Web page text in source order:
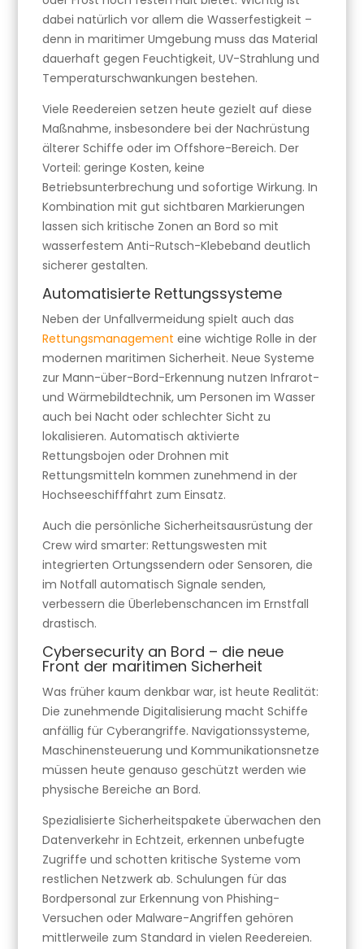
dabei natürlich vor allem die Wasserfestigkeit –
denn in maritimer Umgebung muss das Material
dauerhaft gegen Feuchtigkeit, UV-Strahlung und
Temperaturschwankungen bestehen.
Viele Reedereien setzen heute gezielt auf diese
Maßnahme, insbesondere bei der Nachrüstung
älterer Schiffe oder im Offshore-Bereich. Der
Vorteil: geringe Kosten, keine
Betriebsunterbrechung und sofortige Wirkung. In
Kombination mit gut sichtbaren Markierungen
lassen sich kritische Zonen an Bord so mit
wasserfestem Anti-Rutsch-Klebeband deutlich
sicherer gestalten.
Automatisierte Rettungssysteme
Neben der Unfallvermeidung spielt auch das
Rettungsmanagement eine wichtige Rolle in der
modernen maritimen Sicherheit. Neue Systeme
zur Mann-über-Bord-Erkennung nutzen Infrarot-
und Wärmebildtechnik, um Personen im Wasser
auch bei Nacht oder schlechter Sicht zu
lokalisieren. Automatisch aktivierte
Rettungsbojen oder Drohnen mit
Rettungsmitteln kommen zunehmend in der
Hochseeschifffahrt zum Einsatz.
Auch die persönliche Sicherheitsausrüstung der
Crew wird smarter: Rettungswesten mit
integrierten Ortungssendern oder Sensoren, die
im Notfall automatisch Signale senden,
verbessern die Überlebenschancen im Ernstfall
drastisch.
Cybersecurity an Bord – die neue
Front der maritimen Sicherheit
Was früher kaum denkbar war, ist heute Realität:
Die zunehmende Digitalisierung macht Schiffe
anfällig für Cyberangriffe. Navigationssysteme,
Maschinensteuerung und Kommunikationsnetze
müssen heute genauso geschützt werden wie
physische Bereiche an Bord.
Spezialisierte Sicherheitspakete überwachen den
Datenverkehr in Echtzeit, erkennen unbefugte
Zugriffe und schotten kritische Systeme vom
restlichen Netzwerk ab. Schulungen für das
Bordpersonal zur Erkennung von Phishing-
Versuchen oder Malware-Angriffen gehören
mittlerweile zum Standard in vielen Reedereien.